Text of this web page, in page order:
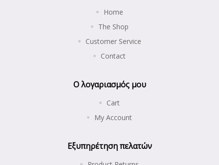
Home
The Shop
Customer Service
Contact
Ο λογαριασμός μου
Cart
My Account
Εξυπηρέτηση πελατών